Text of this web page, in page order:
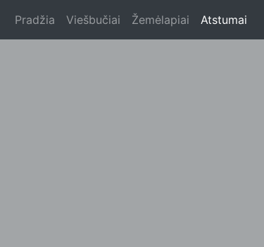
Pradžia Viešbučiai Žemėlapiai Atstumai